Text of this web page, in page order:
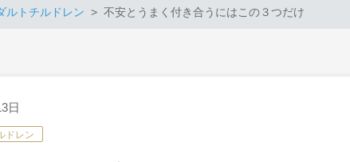
ルトチルドレン 不安とうまく付き合うにはこの３つだけ
日
ドレン